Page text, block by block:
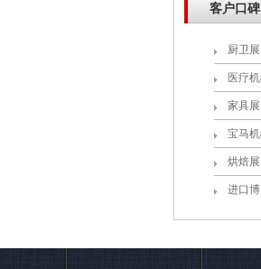
客户口碑
厨卫展
医疗
家具展
宝马
烘焙展
进口